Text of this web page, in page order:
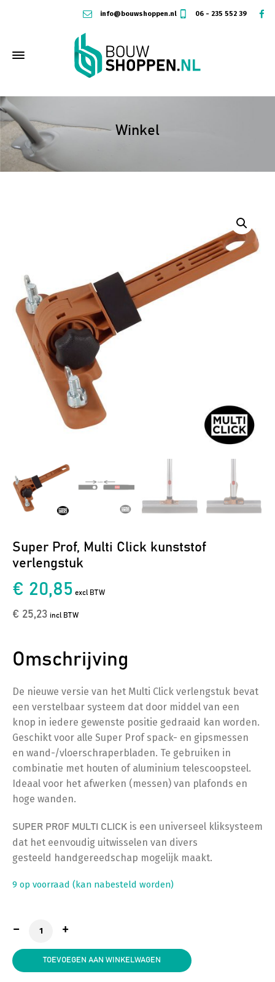
info@bouwshoppen.nl 06 - 235 552 39
Winkel
Super Prof, Multi Click kunststof
verlengstuk
€ 20,85 excl BTW
€ 25,23 incl BTW
Omschrijving
De nieuwe versie van het Multi Click verlengstuk bevat
een verstelbaar systeem dat door middel van een
knop in iedere gewenste positie gedraaid kan worden.
Geschikt voor alle Super Prof spack- en gipsmessen
en wand-/vloerschraperbladen. Te gebruiken in
combinatie met houten of aluminium telescoopsteel.
Ideaal voor het afwerken (messen) van plafonds en
hoge wanden.
SUPER PROF MULTI CLICK is een universeel kliksysteem
dat het eenvoudig uitwisselen van divers
gesteeld handgereedschap mogelijk maakt.
9 op voorraad (kan nabesteld worden)
Super Prof, Multi Click kunststof verlengstuk aantal
TOEVOEGEN AAN WINKELWAGEN